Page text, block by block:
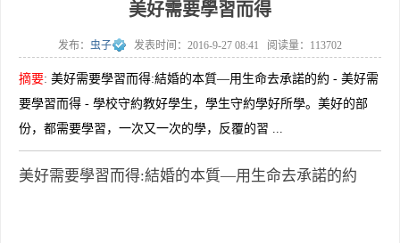
»
美好需要學習而得
发布： 虫子 发表时间： 2016-9-27 08:41 阅读量： 113702
摘要: 美好需要學習而得:結婚的本質—用生命去承諾的約 - 美好需
要學習而得 - 學校守約教好學生，學生守約學好所學。美好的部
份，都需要學習，一次又一次的學，反覆的習 ...
美好需要學習而得:結婚的本質—用生命去承諾的約